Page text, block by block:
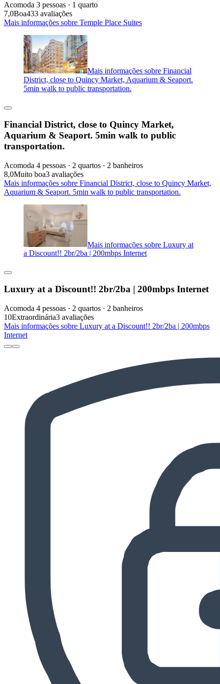
Acomoda 3 pessoas · 1 quarto
7,0Boa433 avaliações
Mais informações sobre Temple Place Suites
Mais informações sobre Financial
District, close to Quincy Market, Aquarium & Seaport.
5min walk to public transportation.
Financial District, close to Quincy Market,
Aquarium & Seaport. 5min walk to public
transportation.
Acomoda 4 pessoas · 2 quartos · 2 banheiros
8,0Muito boa3 avaliações
Mais informações sobre Financial District, close to Quincy Market,
Aquarium & Seaport. 5min walk to public transportation.
Mais informações sobre Luxury at
a Discount!! 2br/2ba | 200mbps Internet
Luxury at a Discount!! 2br/2ba | 200mbps Internet
Acomoda 4 pessoas · 2 quartos · 2 banheiros
10Extraordinária3 avaliações
Mais informações sobre Luxury at a Discount!! 2br/2ba | 200mbps
Internet